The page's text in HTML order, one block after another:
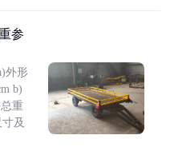
参
外形
b)
重
及